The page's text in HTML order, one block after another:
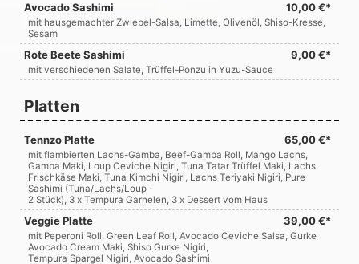
Avocado Sashimi 10,00 €*
mit hausgemachter Zwiebel-Salsa, Limette, Olivenöl, Shiso-Kresse,
Sesam
Rote Beete Sashimi 9,00 €*
mit verschiedenen Salate, Trüffel-Ponzu in Yuzu-Sauce
Platten
Tennzo Platte 65,00 €*
mit flambierten Lachs-Gamba, Beef-Gamba Roll, Mango Lachs,
Gamba Maki, Loup Ceviche Nigiri, Tuna Tatar Trüffel Maki, Lachs
Frischkäse Maki, Tuna Kimchi Nigiri, Lachs Teriyaki Nigiri, Pure
Sashimi (Tuna/Lachs/Loup -
2 Stück), 3 x Tempura Garnelen, 3 x Dessert vom Haus
Veggie Platte 39,00 €*
mit Peperoni Roll, Green Leaf Roll, Avocado Ceviche Salsa, Gurke
Avocado Cream Maki, Shiso Gurke Nigiri,
Tempura Spargel Nigiri, Avocado Sashimi